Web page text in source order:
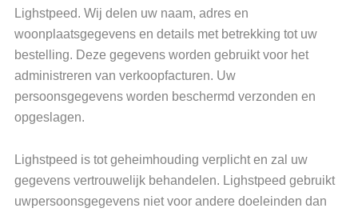
Lighstpeed. Wij delen uw naam, adres en
woonplaatsgegevens en details met betrekking tot uw
bestelling. Deze gegevens worden gebruikt voor het
administreren van verkoopfacturen. Uw
persoonsgegevens worden beschermd verzonden en
opgeslagen.
Lighstpeed is tot geheimhouding verplicht en zal uw
gegevens vertrouwelijk behandelen. Lighstpeed gebruikt
uwpersoonsgegevens niet voor andere doeleinden dan